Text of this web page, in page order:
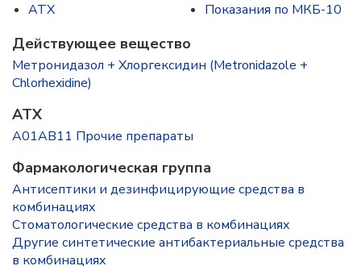
ATX
Показания по МКБ-10
Действующее вещество
Метронидазол + Хлоргексидин (Metronidazole +
Chlorhexidine)
ATX
A01AB11 Прочие препараты
Фармакологическая группа
Антисептики и дезинфицирующие средства в
комбинациях
Стоматологические средства в комбинациях
Другие синтетические антибактериальные средства
в комбинациях